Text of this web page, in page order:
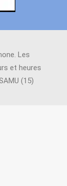
Les
et heures
(15)